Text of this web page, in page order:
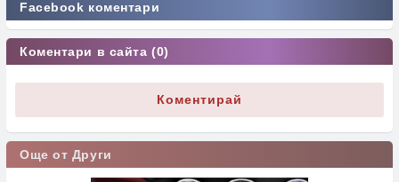
Facebook коментари
Коментари в сайта (0)
Коментирай
Още от Други